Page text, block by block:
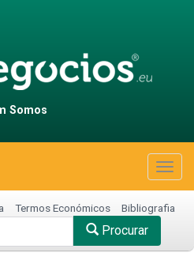
Somos
Termos Económicos Bibliografia
Procurar